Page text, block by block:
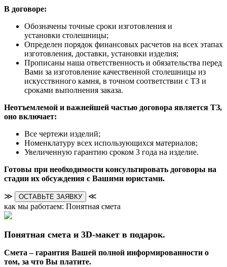
В договоре:
Обозначены точные сроки изготовления и
установки столешницы;
Определен порядок финансовых расчетов на всех этапах
изготовления, доставки, установки изделия;
Прописаны наша ответственность и обязательства перед
Вами за изготовление качественной столешницы из
искусствнного камня, в точном соответствии с ТЗ и
сроками выполнения заказа.
Неотъемлемой и важнейшей частью договора является ТЗ,
оно включает:
Все чертежи изделий;
Номенклатуру всех использующихся материалов;
Увеличенную гарантию сроком 3 года на изделие.
Готовы при необходимости консультировать договоры на
стадии их обсуждения с Вашими юристами.
≫ ОСТАВЬТЕ ЗАЯВКУ
≪
как мы работаем: Понятная смета
Понятная смета и 3D-макет в подарок.
Смета – гарантия Вашей полной информированности о
том, за что Вы платите.